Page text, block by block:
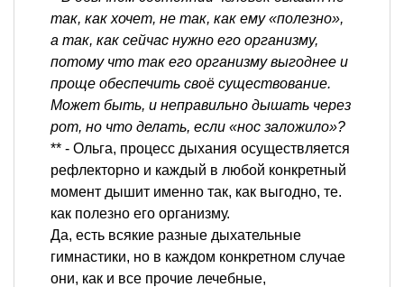
так, как хочет, не так, как ему «полезно»,
а так, как сейчас нужно его организму,
потому что так его организму выгоднее и
проще обеспечить своё существование.
Может быть, и неправильно дышать через
рот, но что делать, если «нос заложило»?
** - Ольга, процесс дыхания осуществляется
рефлекторно и каждый в любой конкретный
момент дышит именно так, как выгодно, те.
как полезно его организму.
Да, есть всякие разные дыхательные
гимнастики, но в каждом конкретном случае
они, как и все прочие лечебные,